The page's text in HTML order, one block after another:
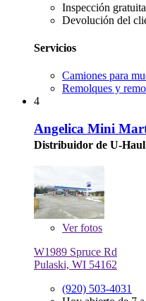
Inspección
Devolución del
Servicios
Camiones para
Remolques y
4
Angelica Mini
Distribuidor de U-
Verfotos
W1989 Spruce Rd
Pulaski, WI 54162
(920) 503-4031